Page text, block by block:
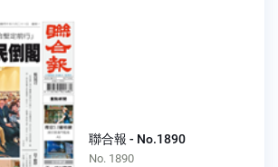
聯合報 - No.1890
No. 1890